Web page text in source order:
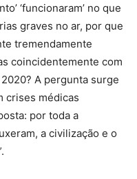
‘funcionaram’ no que
graves no ar, por que
tremendamente
coincidentemente com
A pergunta surge
crises médicas
por toda a
a civilização e o